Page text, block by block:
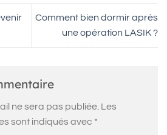
Comment bien dormir après
une opération LASIK ?
ne sera pas publiée. Les
sont indiqués avec *